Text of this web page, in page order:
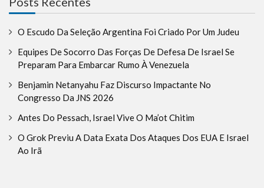
O Escudo Da Seleção Argentina Foi Criado Por Um Judeu
Equipes De Socorro Das Forças De Defesa De Israel Se
Preparam Para Embarcar Rumo À Venezuela
Benjamin Netanyahu Faz Discurso Impactante No
Congresso Da JNS 2026
Antes Do Pessach, Israel Vive O Ma’ot Chitim
O Grok Previu A Data Exata Dos Ataques Dos EUA E Israel
Ao Irã